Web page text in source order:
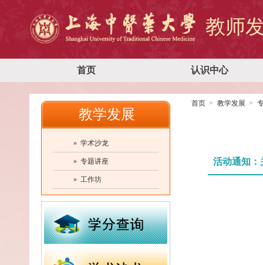
教师
首页 认识中心
教学发展
» 学术沙龙
» 专题讲座
» 工作坊
首页 教学发展
活动通知：